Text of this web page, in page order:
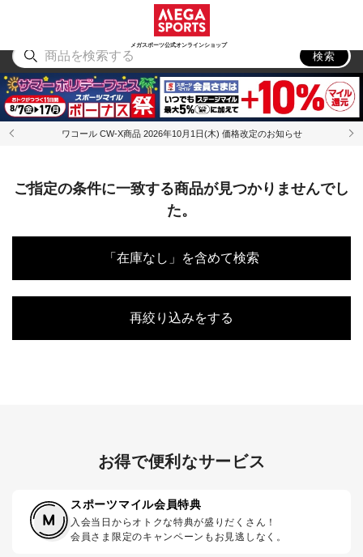
メガスポーツ公式オンラインショップ
アウトドア
検索
ワコール CW-X商品 2026年10月1日(木) 価格改定のお知らせ
ご指定の条件に一致する商品が見つかりませんでし
た。
「在庫なし」を含めて検索
再絞り込みをする
お得で便利なサービス
スポーツマイル会員特典
入会当日からオトクな特典が盛りだくさん！
会員さま限定のキャンペーンもお見逃しなく。